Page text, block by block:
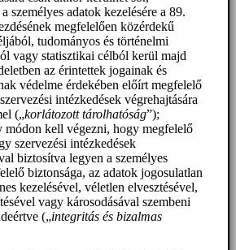
személyes adatok kezelésére a 89.
megfelelően közérdekű
tudományos és történelmi
vagy statisztikai célból kerül majd
az érintettek jogainak és
védelme érdekében előírt megfelelő
intézkedések végrehajtására
(„korlátozott tárolhatóság”);
módon kell végezni, hogy megfelelő
szervezési intézkedések
biztosítva legyen a személyes
biztonsága, az adatok jogosulatlan
kezelésével, véletlen elvesztésével,
vagy károsodásával szembeni
(„integritás és bizalmas